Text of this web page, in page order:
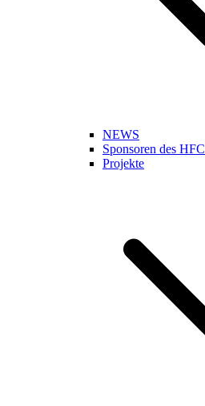
NEWS
Sponsoren des HFC
Projekte